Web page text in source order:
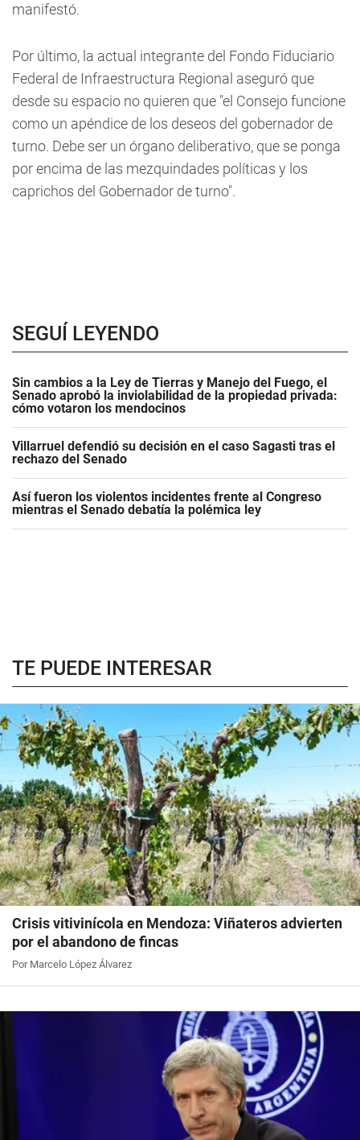
manifestó.
Por último, la actual integrante del Fondo Fiduciario
Federal de Infraestructura Regional aseguró que
desde su espacio no quieren que "el Consejo funcione
como un apéndice de los deseos del gobernador de
turno. Debe ser un órgano deliberativo, que se ponga
por encima de las mezquindades políticas y los
caprichos del Gobernador de turno".
SEGUÍ LEYENDO
Sin cambios a la Ley de Tierras y Manejo del Fuego, el
Senado aprobó la inviolabilidad de la propiedad privada:
cómo votaron los mendocinos
Villarruel defendió su decisión en el caso Sagasti tras el
rechazo del Senado
Así fueron los violentos incidentes frente al Congreso
mientras el Senado debatía la polémica ley
TE PUEDE INTERESAR
Crisis vitivinícola en Mendoza: Viñateros advierten
por el abandono de fincas
Por Marcelo López Álvarez